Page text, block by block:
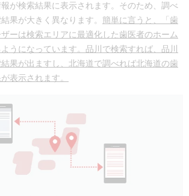
が検索結果に表示されます。そのため、調べ
果が大きく異なります。 簡単に言うと、「歯
ーは検索エリアに最適化した歯医者のホーム
うになっています。品川で検索すれば、品川
果が出ますし、北海道で調べれば北海道の歯
表示されます。